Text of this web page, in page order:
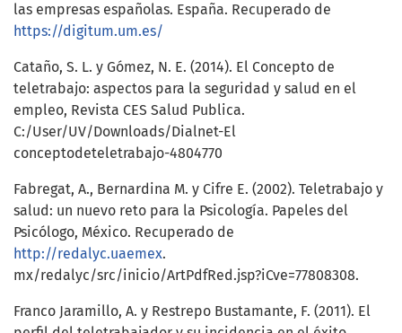
las empresas españolas. España. Recuperado de
https://digitum.um.es/
Cataño, S. L. y Gómez, N. E. (2014). El Concepto de
teletrabajo: aspectos para la seguridad y salud en el
empleo, Revista CES Salud Publica.
C:/User/UV/Downloads/Dialnet-El
conceptodeteletrabajo-4804770
Fabregat, A., Bernardina M. y Cifre E. (2002). Teletrabajo y
salud: un nuevo reto para la Psicología. Papeles del
Psicólogo, México. Recuperado de
http://redalyc.uaemex.
mx/redalyc/src/inicio/ArtPdfRed.jsp?iCve=77808308.
Franco Jaramillo, A. y Restrepo Bustamante, F. (2011). El